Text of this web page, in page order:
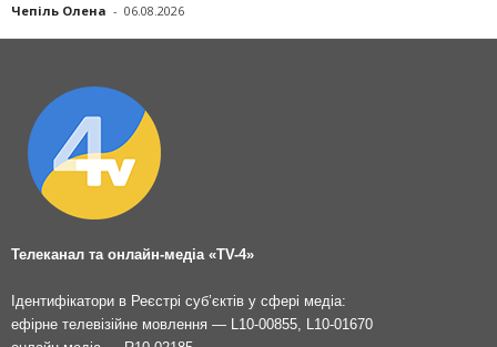
Чепіль Олена - 06.08.2026
Телеканал та онлайн-медіа «TV-4»
Ідентифікатори в Реєстрі суб’єктів у сфері медіа:
ефірне телевізійне мовлення — L10-00855, L10-01670